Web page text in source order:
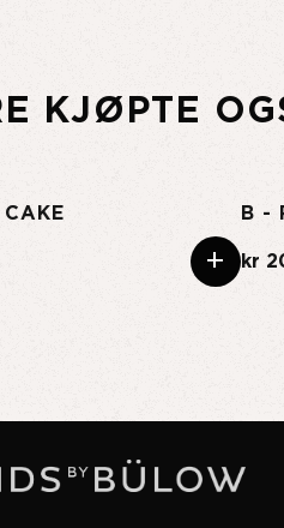
KJØPTE
+
B -
kr